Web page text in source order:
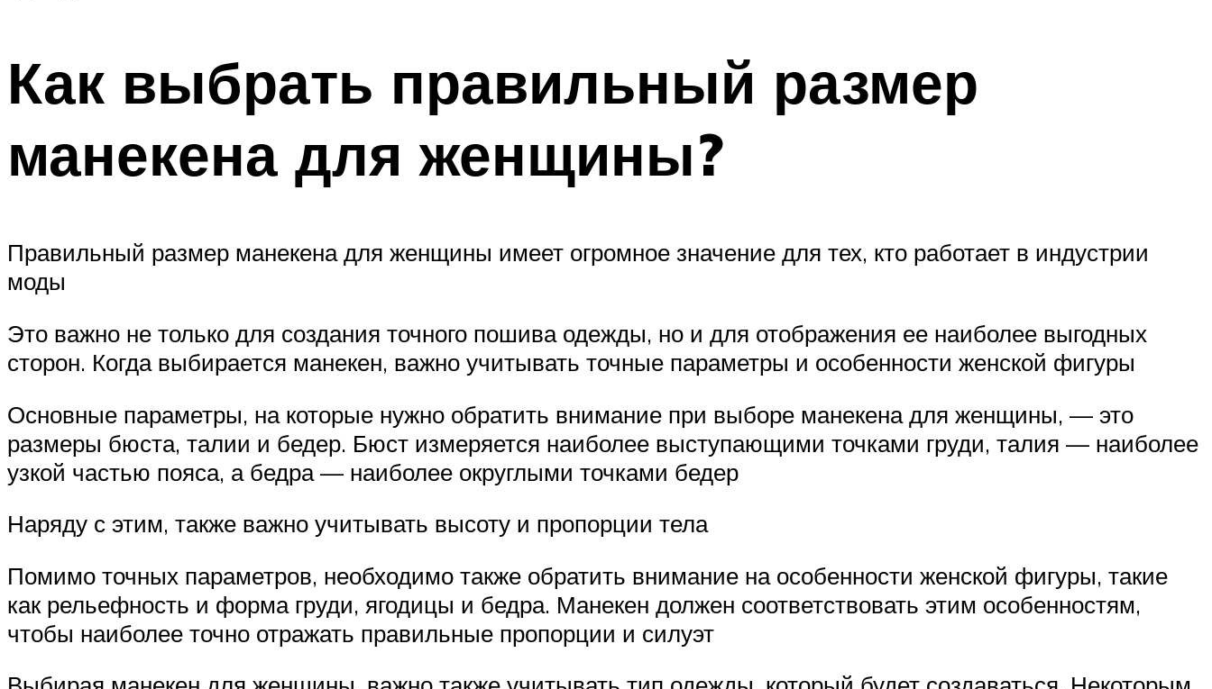
Как выбрать правильный размер
манекена для женщины?
Правильный размер манекена для женщины имеет огромное значение для тех, кто работает в индустрии
моды
Это важно не только для создания точного пошива одежды, но и для отображения ее наиболее выгодных
сторон. Когда выбирается манекен, важно учитывать точные параметры и особенности женской фигуры
Основные параметры, на которые нужно обратить внимание при выборе манекена для женщины, — это
размеры бюста, талии и бедер. Бюст измеряется наиболее выступающими точками груди, талия — наиболее
узкой частью пояса, а бедра — наиболее округлыми точками бедер
Наряду с этим, также важно учитывать высоту и пропорции тела
Помимо точных параметров, необходимо также обратить внимание на особенности женской фигуры, такие
как рельефность и форма груди, ягодицы и бедра. Манекен должен соответствовать этим особенностям,
чтобы наиболее точно отражать правильные пропорции и силуэт